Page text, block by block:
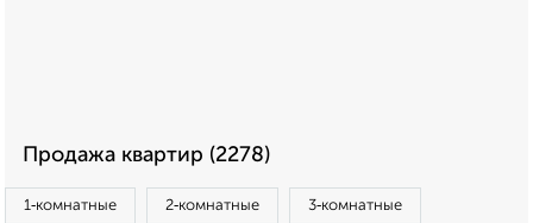
Продажа квартир (2278)
1‑комнатные 2‑комнатные 3‑комнатные